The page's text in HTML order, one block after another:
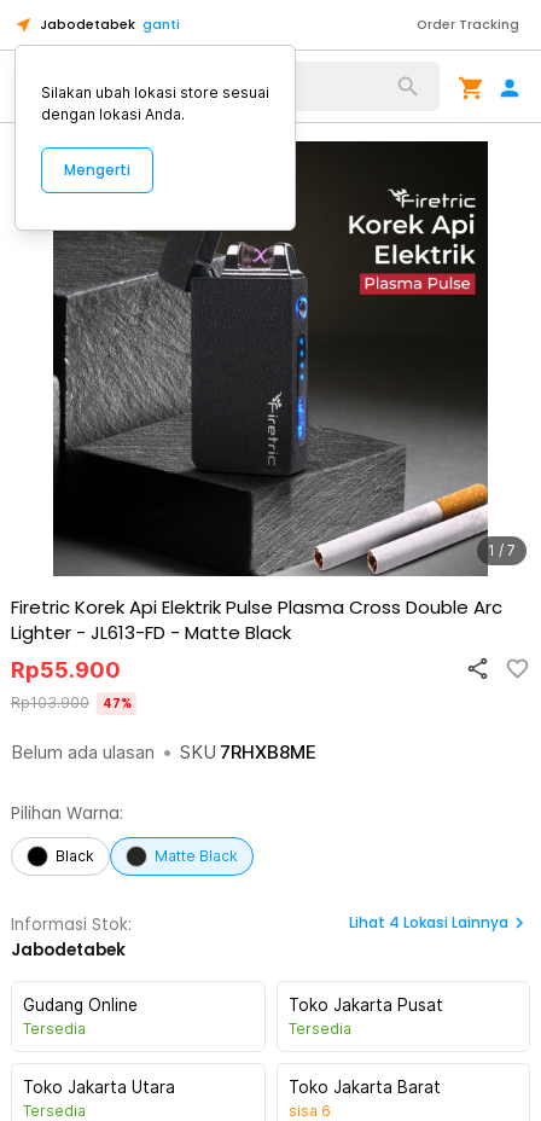
Jabodetabek ganti Order Tracking
Alat Kopi
1 / 7
Firetric Korek Api Elektrik Pulse Plasma Cross Double Arc
Lighter - JL613-FD - Matte Black
Belum ada ulasan • SKU 7RHXB8ME
Rp55.900
Rp103.900 47%
Pilihan Warna:
Black Matte Black
Informasi Stok:
Jabodetabek
Lihat 4 Lokasi Lainnya
Gudang Online
Tersedia
Toko Jakarta Pusat
Tersedia
Toko Jakarta Utara
Tersedia
Toko Jakarta Barat
sisa 6
Silakan ubah lokasi store sesuai
dengan lokasi Anda.
Mengerti